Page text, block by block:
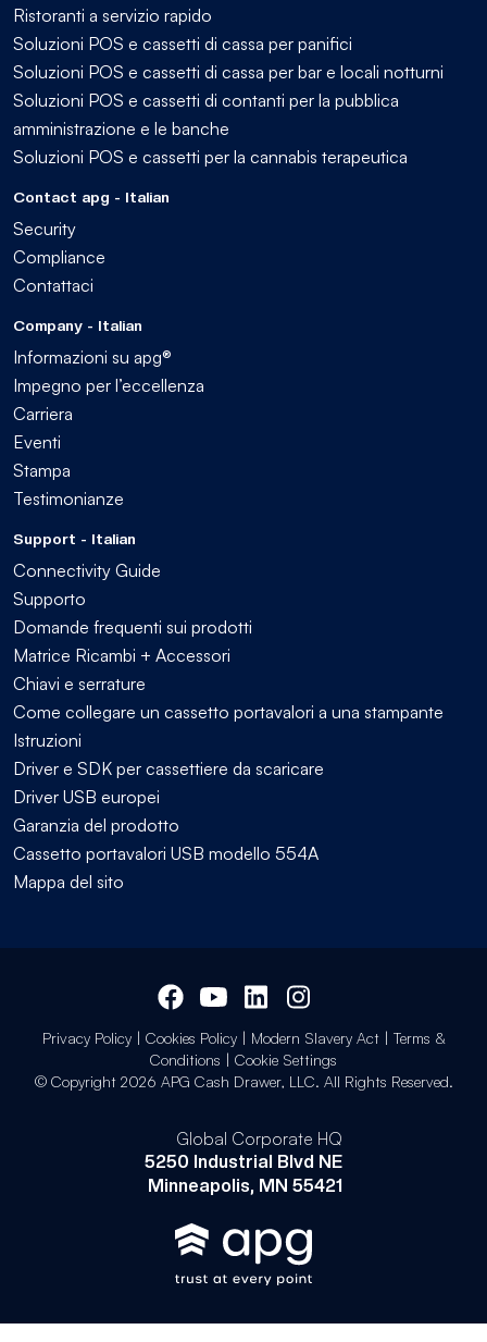
Ristoranti a servizio rapido
Soluzioni POS e cassetti di cassa per panifici
Soluzioni POS e cassetti di cassa per bar e locali notturni
Soluzioni POS e cassetti di contanti per la pubblica
amministrazione e le banche
Soluzioni POS e cassetti per la cannabis terapeutica
Contact apg - Italian
Security
Compliance
Contattaci
Company - Italian
Informazioni su apg®
Impegno per l’eccellenza
Carriera
Eventi
Stampa
Testimonianze
Support - Italian
Connectivity Guide
Supporto
Domande frequenti sui prodotti
Matrice Ricambi + Accessori
Chiavi e serrature
Come collegare un cassetto portavalori a una stampante
Istruzioni
Driver e SDK per cassettiere da scaricare
Driver USB europei
Garanzia del prodotto
Cassetto portavalori USB modello 554A
Mappa del sito
Privacy Policy| Cookies Policy| Modern Slavery Act| Terms &
Conditions | Cookie Settings
© Copyright 2026 APG Cash Drawer, LLC. All Rights Reserved.
Global Corporate HQ
5250 Industrial Blvd NE
Minneapolis, MN 55421